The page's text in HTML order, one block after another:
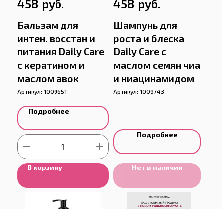
458 руб.
Бальзам для
интен. восстан и
питания Daily Care
с кератином и
маслом авок
Артикул: 1009651
Подробнее
В корзину
458 руб.
Шампунь для
роста и блеска
Daily Care с
маслом семян чиа
и ниацинамидом
Артикул: 1009743
Подробнее
Нет в наличии